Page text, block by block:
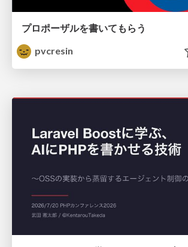
プロポーザルを書いてもらう
pvcresin